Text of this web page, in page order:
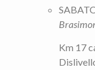
Km 17